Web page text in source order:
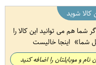
شوید
شما هم می توانید این کالا را
شما اینجا خالیست
نام و موبایلتان را اضافه کنید